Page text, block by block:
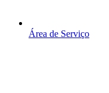
Área de Serviço